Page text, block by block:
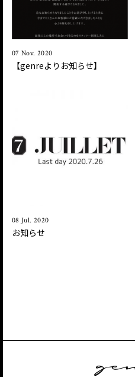
07 Nov. 2020
【genreよりお知らせ】
08 Jul. 2020
お知らせ